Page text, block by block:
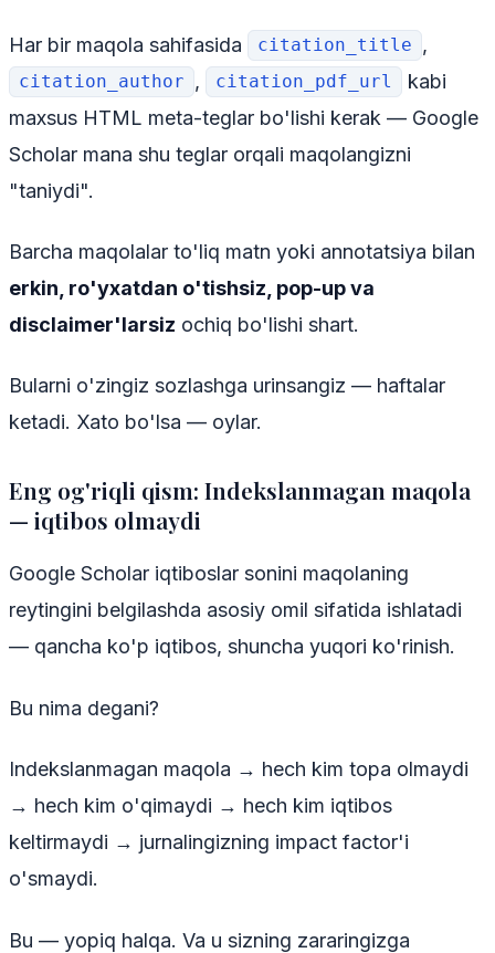
Har bir maqola sahifasida citation_title ,
citation_author , citation_pdf_url
kabi
maxsus HTML meta-teglar bo'lishi kerak — Google
Scholar mana shu teglar orqali maqolangizni
"taniydi".
Barcha maqolalar to'liq matn yoki annotatsiya bilan
erkin, ro'yxatdan o'tishsiz, pop-up va
disclaimer'larsiz ochiq bo'lishi shart.
Bularni o'zingiz sozlashga urinsangiz — haftalar
ketadi. Xato bo'lsa — oylar.
Eng og'riqli qism: Indekslanmagan maqola
— iqtibos olmaydi
Google Scholar iqtiboslar sonini maqolaning
reytingini belgilashda asosiy omil sifatida ishlatadi
— qancha ko'p iqtibos, shuncha yuqori ko'rinish.
Bu nima degani?
Indekslanmagan maqola → hech kim topa olmaydi
→ hech kim o'qimaydi → hech kim iqtibos
keltirmaydi → jurnalingizning impact factor'i
o'smaydi.
Bu — yopiq halqa. Va u sizning zararingizga